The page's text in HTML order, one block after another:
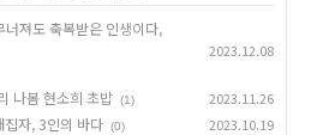
져도 축복받은 인생이다,
2023.12.08
나봄 현소희 초밥 (1) 2023.11.26
자, 3인의 바다 (0) 2023.10.19